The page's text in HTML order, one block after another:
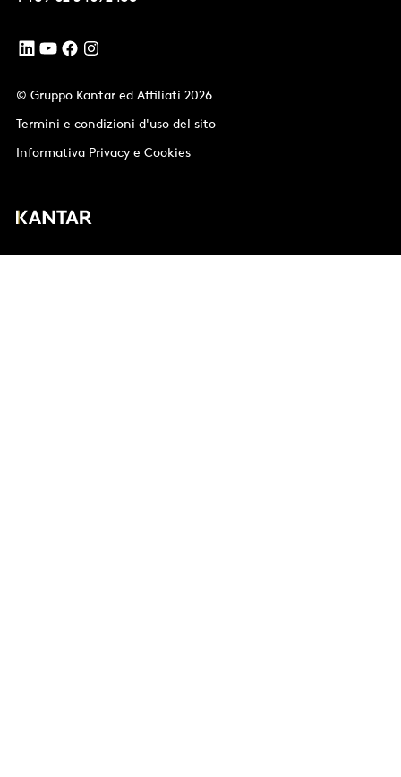
© Gruppo Kantar ed Affiliati 2026
Termini e condizioni d'uso del sito
Informativa Privacy e Cookies